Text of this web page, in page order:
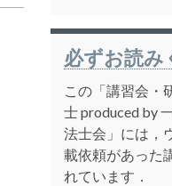
必ずお読み
この「講習会・
士 produced by
法士会」には，
載依頼があった
れています．